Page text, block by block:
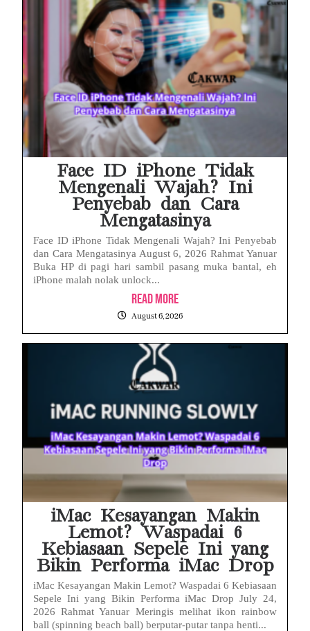
Face ID iPhone Tidak
Mengenali Wajah? Ini
Penyebab dan Cara
Mengatasinya
Face ID iPhone Tidak Mengenali Wajah? Ini Penyebab
dan Cara Mengatasinya August 6, 2026 Rahmat Yanuar
Buka HP di pagi hari sambil pasang muka bantal, eh
iPhone malah nolak unlock...
Read More
August 6, 2026
iMac Kesayangan Makin
Lemot? Waspadai 6
Kebiasaan Sepele Ini yang
Bikin Performa iMac Drop
iMac Kesayangan Makin Lemot? Waspadai 6 Kebiasaan
Sepele Ini yang Bikin Performa iMac Drop July 24,
2026 Rahmat Yanuar Meringis melihat ikon rainbow
ball (spinning beach ball) berputar-putar tanpa henti...